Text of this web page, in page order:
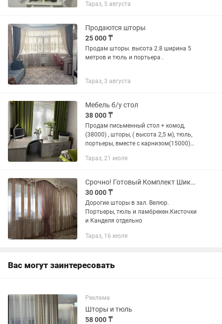
Тараз, 5 августа
Продаются шторы
25 000 ₸
Продам шторы. высота 2.8 ширина 5
метров и тюль и портьера .
Тараз, 3 августа
Мебель б/у стол
38 000 ₸
Продам письменный стол + комод,
(38000) , шторы, ( высота 2,5 м), тюль,
портьеры, вместе с карнизом(15000)
размер 1,5 на 2,3 м(18000)
Тараз, 21 июля
Срочно! Готовый Комплект Шикарный
30 000 ₸
Дорогие шторы в зал. Велюр.
Портьеры, тюль и ламбрекен.Кисточки
и Канделя отдельно
Тараз, 16 июля
Вас могут заинтересовать
Реклама
Шторы и тюль
58 000 ₸